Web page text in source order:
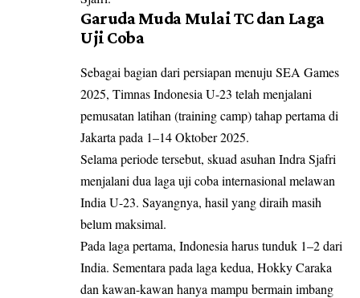
Garuda Muda Mulai TC dan Laga
Uji Coba
Sebagai bagian dari persiapan menuju SEA Games
2025, Timnas Indonesia U-23 telah menjalani
pemusatan latihan (training camp) tahap pertama di
Jakarta pada 1–14 Oktober 2025.
Selama periode tersebut, skuad asuhan Indra Sjafri
menjalani dua laga uji coba internasional melawan
India U-23. Sayangnya, hasil yang diraih masih
belum maksimal.
Pada laga pertama, Indonesia harus tunduk 1–2 dari
India. Sementara pada laga kedua, Hokky Caraka
dan kawan-kawan hanya mampu bermain imbang